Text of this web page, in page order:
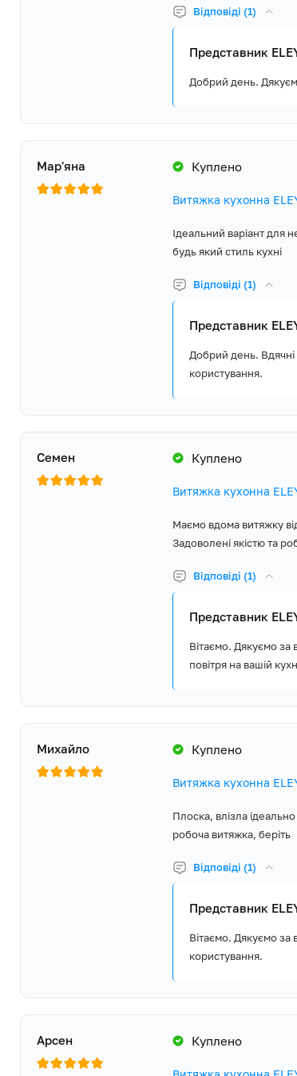
Відповіді (1)
Представник
Добрий день.
Мар'яна Куплено
Витяжка кухонна
Ідеальний варіант для
будь який стиль кухні
Відповіді (1)
Представник
Добрий день. Вдячні
користування.
Семен Куплено
Витяжка кухонна
Маємо вдома витяжку
Задоволені якістю та
Відповіді (1)
Представник
Вітаємо. Дякуємо за
повітря на вашій
Михайло Куплено
Витяжка кухонна
Плоска, влізла
робоча витяжка, беріть
Відповіді (1)
Представник
Вітаємо. Дякуємо за
користування.
Арсен Куплено